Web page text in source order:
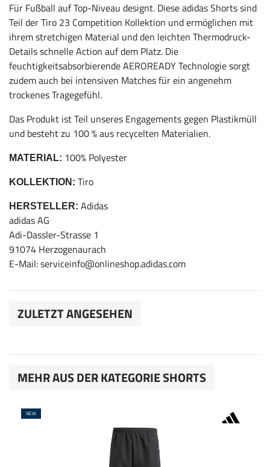
Für Fußball auf Top-Niveau designt. Diese adidas Shorts sind
Teil der Tiro 23 Competition Kollektion und ermöglichen mit
ihrem stretchigen Material und den leichten Thermodruck-
Details schnelle Action auf dem Platz. Die
feuchtigkeitsabsorbierende AEROREADY Technologie sorgt
zudem auch bei intensiven Matches für ein angenehm
trockenes Tragegefühl.
Das Produkt ist Teil unseres Engagements gegen Plastikmüll
und besteht zu 100 % aus recycelten Materialien.
MATERIAL: 100% Polyester
KOLLEKTION: Tiro
HERSTELLER: Adidas
adidas AG
Adi-Dassler-Strasse 1
91074 Herzogenaurach
E-Mail: serviceinfo@onlineshop.adidas.com
ZULETZT ANGESEHEN
MEHR AUS DER KATEGORIE SHORTS
NEW